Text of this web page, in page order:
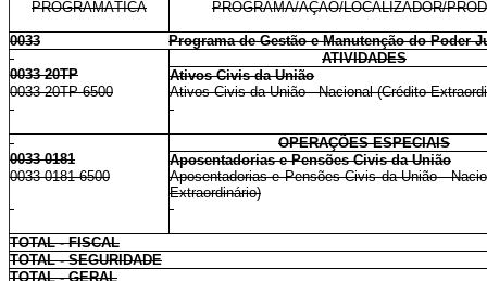
PROGRAMÁTICA PROGRAMA/AÇÃO/LOCALIZADOR/
0033
Programa de Gestão e Manutenção do Poder
ATIVIDADES
0033 20TP
Ativos Civis da União
0033 20TP 6500
Ativos Civis da União - Nacional (Crédito
OPERAÇÕES ESPECIAIS
0033 0181
Aposentadorias e Pensões Civis da União
0033 0181 6500
Aposentadorias e Pensões Civis da União -
Extraordinário)
TOTAL - FISCAL
TOTAL - SEGURIDADE
TOTAL - GERAL